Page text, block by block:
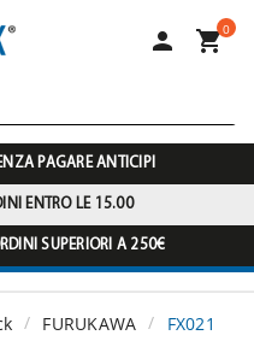
 0
PAGARE ANTICIPI
ENTRO LE 15.00
SUPERIORI A 250€
FURUKAWA FX021